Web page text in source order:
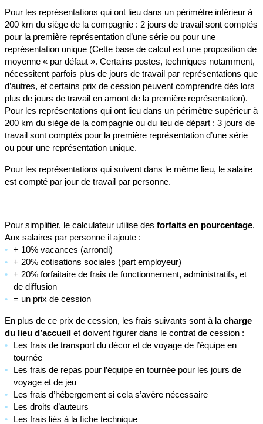
Pour les représentations qui ont lieu dans un périmètre inférieur à
200 km du siège de la compagnie : 2 jours de travail sont comptés
pour la première représentation d’une série ou pour une
représentation unique (Cette base de calcul est une proposition de
moyenne « par défaut ». Certains postes, techniques notamment,
nécessitent parfois plus de jours de travail par représentations que
d’autres, et certains prix de cession peuvent comprendre dès lors
plus de jours de travail en amont de la première représentation).
Pour les représentations qui ont lieu dans un périmètre supérieur à
200 km du siège de la compagnie ou du lieu de départ : 3 jours de
travail sont comptés pour la première représentation d’une série
ou pour une représentation unique.
Pour les représentations qui suivent dans le même lieu, le salaire
est compté par jour de travail par personne.
Pour simplifier, le calculateur utilise des forfaits en pourcentage.
Aux salaires par personne il ajoute :
+ 10% vacances (arrondi)
+ 20% cotisations sociales (part employeur)
+ 20% forfaitaire de frais de fonctionnement, administratifs, et
de diffusion
= un prix de cession
En plus de ce prix de cession, les frais suivants sont à la charge
du lieu d’accueil et doivent figurer dans le contrat de cession :
Les frais de transport du décor et de voyage de l’équipe en
tournée
Les frais de repas pour l’équipe en tournée pour les jours de
voyage et de jeu
Les frais d’hébergement si cela s’avère nécessaire
Les droits d’auteurs
Les frais liés à la fiche technique